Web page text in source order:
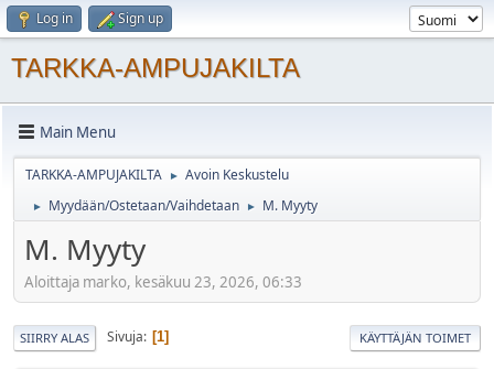
Log in Sign up
TARKKA-AMPUJAKILTA
Main Menu
TARKKA-AMPUJAKILTA ► Avoin Keskustelu
► Myydään/Ostetaan/Vaihdetaan ► M. Myyty
M. Myyty
Aloittaja marko, kesäkuu 23, 2026, 06:33
SIIRRY ALAS Sivuja 1 KÄYTTÄJÄN TOIMET